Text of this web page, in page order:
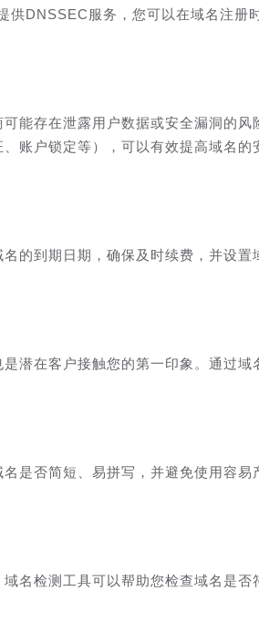
供DNSSEC服务，您可以在域名注册
能存在泄露用户数据或安全漏洞的风
账户锁定等），可以有效提高域名的
的到期日期，确保及时续费，并设置
潜在客户接触您的第一印象。通过域
是否简短、易拼写，并避免使用容易
名检测工具可以帮助您检查域名是否